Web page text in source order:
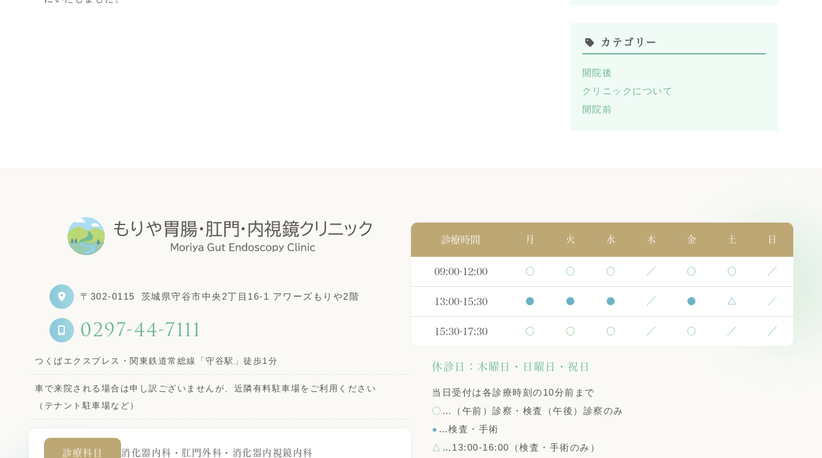
カテゴリー
開院後
クリニックについて
開院前
〒302-0115 茨城県守谷市中央2丁目16-1 アワーズもりや2階
0297-44-7111
つくばエクスプレス・関東鉄道常総線「守谷駅」徒歩1分
車で来院される場合は申し訳ございませんが、近隣有料駐車場をご利用ください
（テナント駐車場など）
診療科目 消化器内科・肛門外科・消化器内視鏡内科
診療時間 月 火 水 木 金 土 日
09:00-12:00 〇 〇 〇 ／ 〇 〇 ／
13:00-15:30 ● ● ● ／ ● △ ／
15:30-17:30 〇 〇 〇 ／ 〇 ／ ／
休診日：木曜日・日曜日・祝日
当日受付は各診療時刻の10分前まで
〇 …（午前）診察・検査（午後）診察のみ
● …検査・手術
△ …13:00-16:00（検査・手術のみ）